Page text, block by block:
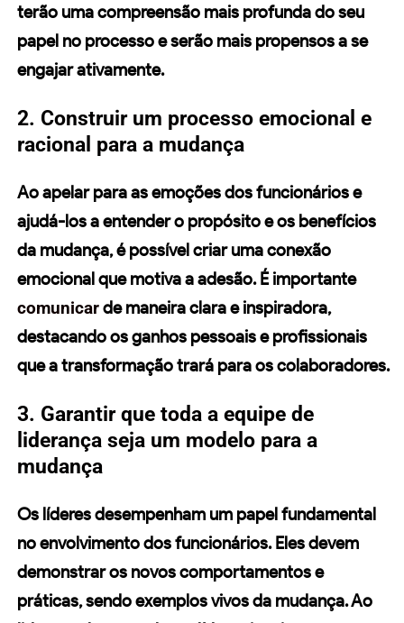
terão uma compreensão mais profunda do seu
papel no processo e serão mais propensos a se
engajar ativamente.
2. Construir um processo emocional e
racional para a mudança
Ao apelar para as emoções dos funcionários e
ajudá-los a entender o propósito e os benefícios
da mudança, é possível criar uma conexão
emocional que motiva a adesão. É importante
comunicarde maneira clara e inspiradora,
destacando os ganhos pessoais e profissionais
que atransformaçãotrará para os colaboradores.
3. Garantir que toda a equipe de
liderança seja um modelo para a
mudança
Os líderesdesempenham um papel fundamental
noenvolvimento dos funcionários. Eles devem
demonstrar os novos comportamentos e
práticas, sendo exemplos vivos da mudança. Ao